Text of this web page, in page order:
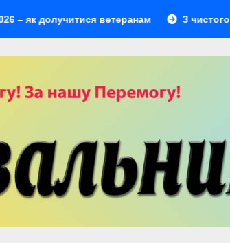
ветеранам З чистого аркушу